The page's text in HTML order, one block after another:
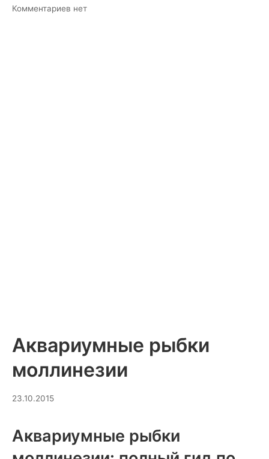
Комментариев кнет
Аквариумные рыбки
моллинезии
23.10.201520.03.2026
Аквариумные рыбки